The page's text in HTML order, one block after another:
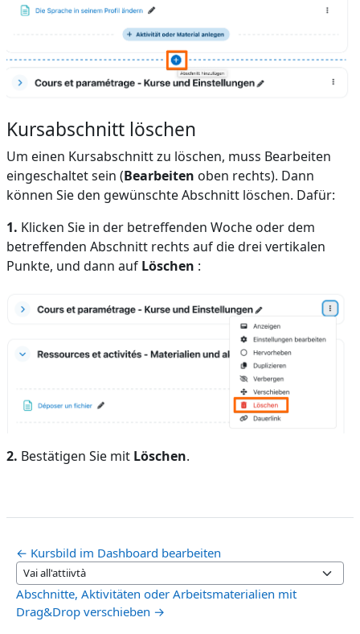
Kursabschnitt löschen
Um einen Kursabschnitt zu löschen, muss Bearbeiten
eingeschaltet sein (Bearbeiten oben rechts). Dann
können Sie den gewünschte Abschnitt löschen. Dafür:
1. Klicken Sie in der betreffenden Woche oder dem
betreffenden Abschnitt rechts auf die drei vertikalen
Punkte, und dann auf Löschen :
2. Bestätigen Sie mit Löschen.
← Kursbild im Dashboard bearbeiten
Vai all'attiivtà
Abschnitte, Aktivitäten oder Arbeitsmaterialien mit
Drag&Drop verschieben →